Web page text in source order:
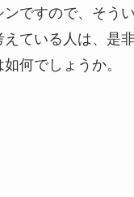
ンですので、そう
ている人は、是
何でしょうか。